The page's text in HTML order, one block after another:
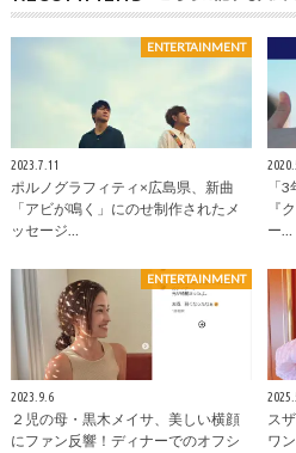
ENTERTAINMENT
2023.7.11
ポルノグラフィティ×広島県、新曲
「アビが鳴く」にのせ制作されたメ
ッセージ…
「
『
ー…
ENTERTAINMENT
2023.9.6
２児の母・黒木メイサ、美しい横顔
にファン反響！ディナーでのオフシ
ス
ワ